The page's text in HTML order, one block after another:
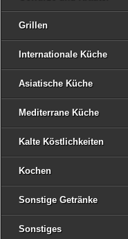
Grillen
Internationale Küche
Asiatische Küche
Mediterrane Küche
Kalte Köstlichkeiten
Kochen
Sonstige Getränke
Sonstiges